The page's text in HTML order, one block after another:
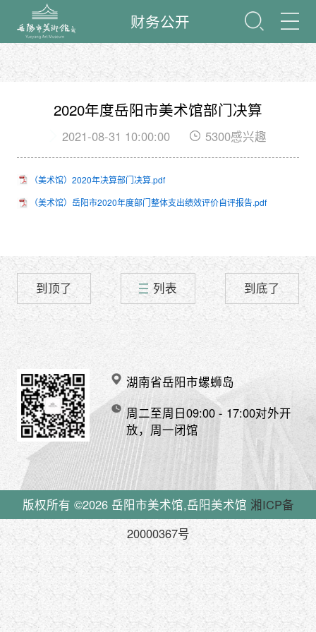
财务公开
2020年度岳阳市美术馆部门决算
2021-08-31 10:00:00 5300感兴趣
（美术馆）2020年决算部门决算.pdf
（美术馆）岳阳市2020年度部门整体支出绩效评价自评报告.pdf
到顶了 列表 到底了
湖南省岳阳市螺蛳岛
周二至周日09:00 - 17:00对外开
放，周一闭馆
版权所有 ©2026 岳阳市美术馆,岳阳美术馆 湘ICP备
20000367号